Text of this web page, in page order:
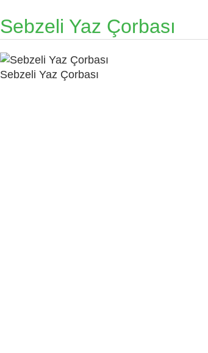
Sebzeli Yaz Çorbası
Sebzeli Yaz Çorbası